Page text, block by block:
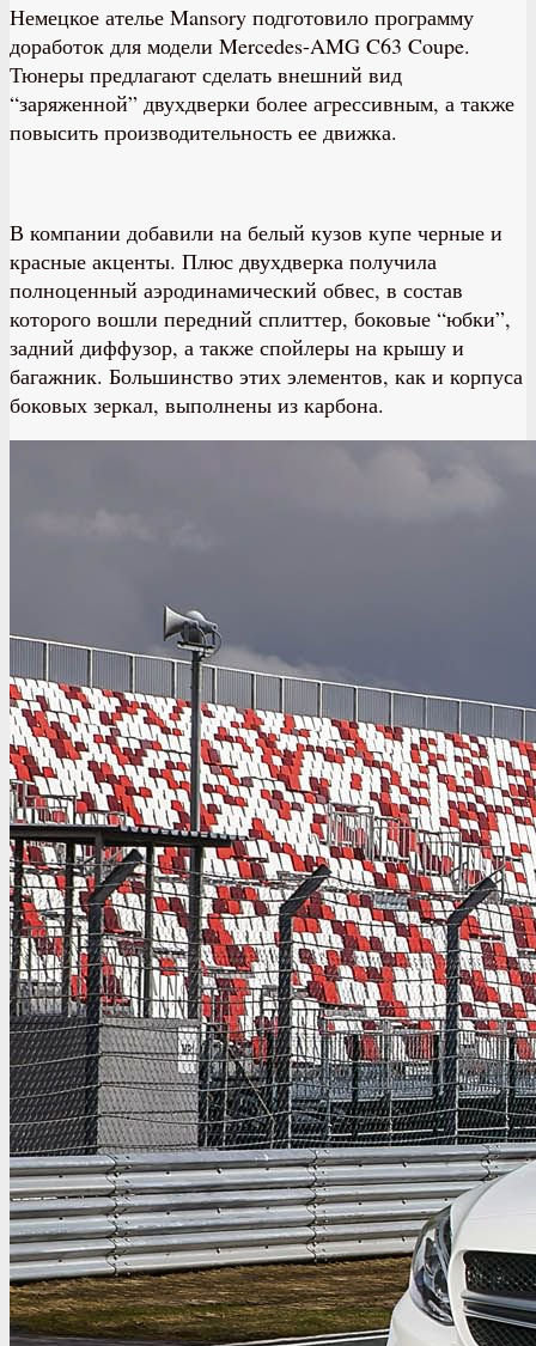
Немецкое ателье Mansory подготовило программу
доработок для модели Mercedes-AMG C63 Coupe.
Тюнеры предлагают сделать внешний вид
“заряженной” двухдверки более агрессивным, а также
повысить производительность ее движка.
В компании добавили на белый кузов купе черные и
красные акценты. Плюс двухдверка получила
полноценный аэродинамический обвес, в состав
которого вошли передний сплиттер, боковые “юбки”,
задний диффузор, а также спойлеры на крышу и
багажник. Большинство этих элементов, как и корпуса
боковых зеркал, выполнены из карбона.